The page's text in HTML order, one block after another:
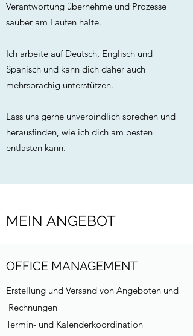
Verantwortung übernehme und Prozesse
sauber am Laufen halte.
Ich arbeite auf Deutsch, Englisch und
Spanisch und kann dich daher auch
mehrsprachig unterstützen.
Lass uns gerne unverbindlich sprechen und
herausfinden, wie ich dich am besten
entlasten kann.
MEIN ANGEBOT
OFFICE MANAGEMENT
Erstellung und Versand von Angeboten und
Rechnungen
Termin- und Kalenderkoordination